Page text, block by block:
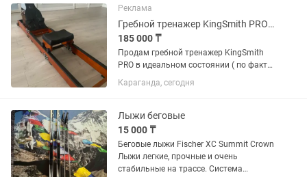
Реклама
Гребной тренажер KingSmith PRO (состояние нового)
185 000 ₸
Продам гребной тренажер KingSmith
PRO в идеальном состоянии ( по факту
как новый, но без коробки уже). Куплен
в марте 2026 года. Использовался
и неинтенсивно....
Караганда, сегодня
Лыжи беговые
15 000 ₸
Беговые лыжи Fischer XC Summit Crown
Лыжи легкие, прочные и очень
стабильные на трассе. Система